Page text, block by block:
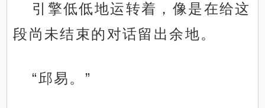
引擎低低地运转着，像是在给这
段尚未结束的对话留出余地。
“邱易。”